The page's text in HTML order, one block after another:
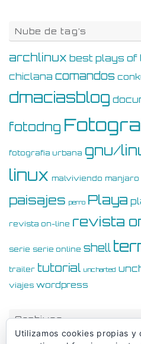
Nube de tag’s
archlinux best plays of
chiclana comandos
dmaciasblog
fotodng
fotografia urbana gnu/
linux malviviendo manjaro
paisajes perro Playa
revista on-line revista
serie serie online shell
trailer tutorial uncharted
viajes wordpress
Archivos
Utilizamos cookies propias y